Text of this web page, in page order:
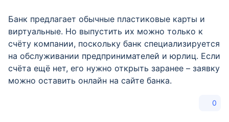
Банк предлагает обычные пластиковые карты и
виртуальные. Но выпустить их можно только к
счёту компании, поскольку банк специализируется
на обслуживании предпринимателей и юрлиц. Если
счёта ещё нет, его нужно открыть заранее – заявку
можно оставить онлайн на сайте банка.
0